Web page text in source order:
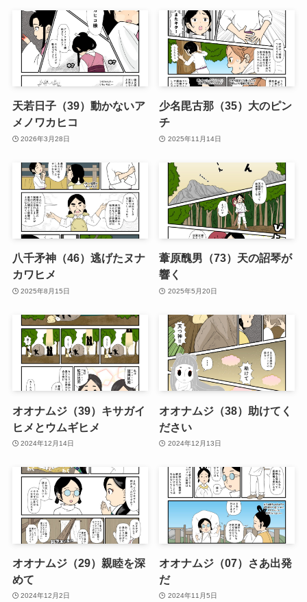
天若日子（39）動かないア
メノワカヒコ
2026年3月28日
少名毘古那（35）大のピン
チ
2025年11月14日
八千矛神（46）逃げたヌナ
カワヒメ
2025年8月15日
葦原醜男（73）天の詔琴が
響く
2025年5月20日
オオナムジ（39）キサガイ
ヒメとウムギヒメ
2024年12月14日
オオナムジ（38）助けてく
ださい
2024年12月13日
オオナムジ（29）親睦を深
めて
2024年12月2日
オオナムジ（07）さあ出発
だ
2024年11月5日